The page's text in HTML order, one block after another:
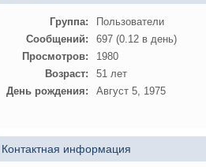
Группа:
Пользователи
Сообщений:
697 (0.12 в день)
Просмотров:
1980
Возраст:
51 лет
День рождения:
Август 5, 1975
Контактная информация